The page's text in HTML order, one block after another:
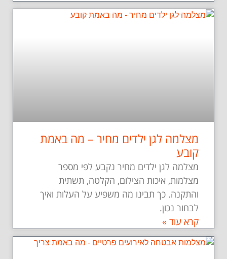
מצלמה לגן ילדים מחיר – מה באמת
קובע
מצלמה לגן ילדים מחיר נקבע לפי מספר
מצלמות, איכות הצילום, הקלטה, תשתית
והתקנה. כך תבינו מה משפיע על העלות ואיך
לבחור נכון.
קרא עוד »